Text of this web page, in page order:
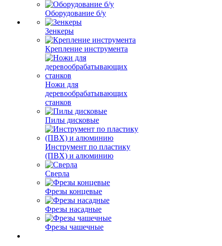
Оборудование б/у
Зенкеры
Крепление инструмента
Ножи для
деревообрабатывающих
станков
Пилы дисковые
Инструмент по пластику
(ПВХ) и алюминию
Сверла
Фрезы концевые
Фрезы насадные
Фрезы чашечные